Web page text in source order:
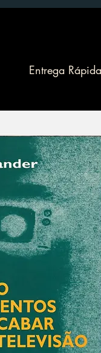
Entrega